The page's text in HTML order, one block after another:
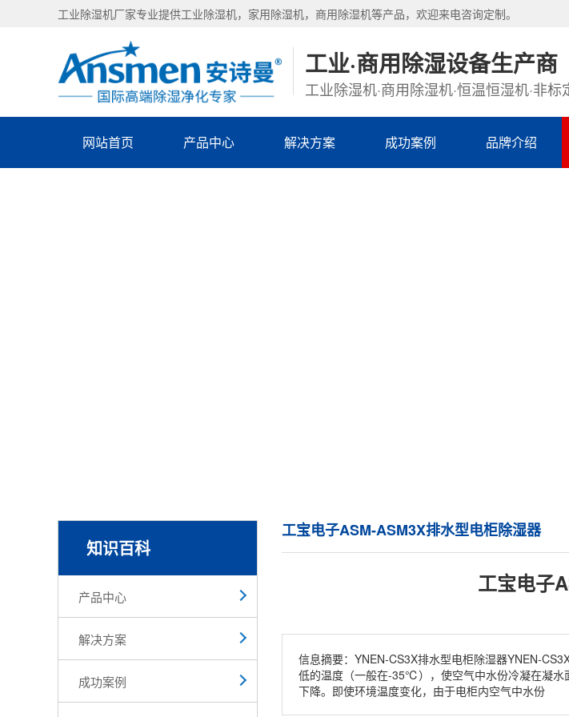
工业除湿机厂家专业提供工业除湿机，家用除湿机，商用除湿机等产品，欢迎来电咨询定制。
工业·商用除湿设备生产商
工业除湿机·商用除湿机·恒温恒湿机·非标
网站首页 产品中心 解决方案 成功案例 品牌介绍
知识百科
产品中心
解决方案
成功案例
工宝电子ASM-ASM3X排水型电柜除湿器
工宝电子
信息摘要：YNEN-CS3X排水型电柜除湿器YNEN-
低的温度（一般在-35℃），使空气中水份冷凝在凝水
下降。即使环境温度变化，由于电柜内空气中水份